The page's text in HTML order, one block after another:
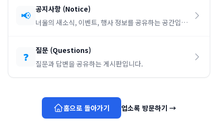
📢 공지사항 (Notice)
너울의 새소식, 이벤트, 행사 정보를 공유하는 공간입니
❓ 질문 (Questions)
질문과 답변을 공유하는 게시판입니다.
홈으로 돌아가기 업소록 방문하기 →